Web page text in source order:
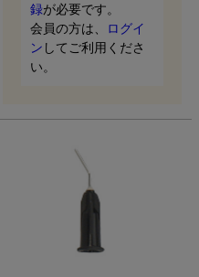
録が必要です。
会員の方は、
ログイ
ン してご利用くださ
い。